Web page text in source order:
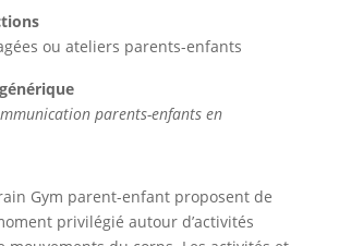
ou ateliers parents-enfants
parents-enfants en
Gym parent-enfant proposent de
privilégié autour d’activités